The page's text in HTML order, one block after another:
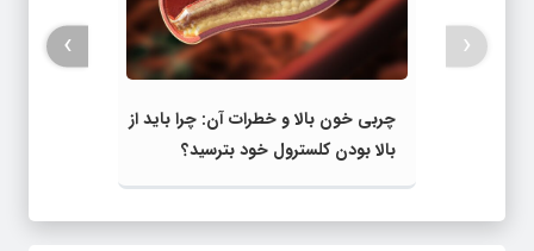
چربی خون بالا و خطرات آن: چرا باید از
بالا بودن کلسترول خود بترسید؟
‹
›